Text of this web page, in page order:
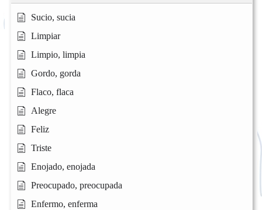
Sucio, sucia
Limpiar
Limpio, limpia
Gordo, gorda
Flaco, flaca
Alegre
Feliz
Triste
Enojado, enojada
Preocupado, preocupada
Enfermo, enferma